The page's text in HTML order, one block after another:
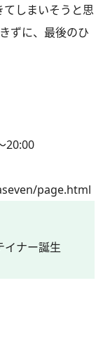
しまいそうと思
ずに、最後のひ
20:00
page.html
イナー誕生